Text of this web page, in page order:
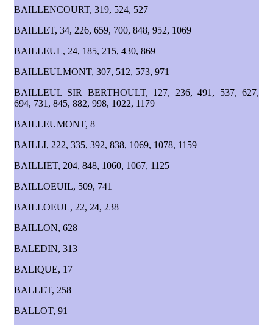
BAILLENCOURT, 319, 524, 527
BAILLET, 34, 226, 659, 700, 848, 952, 1069
BAILLEUL, 24, 185, 215, 430, 869
BAILLEULMONT, 307, 512, 573, 971
BAILLEUL SIR BERTHOULT, 127, 236, 491, 537, 627,
694, 731, 845, 882, 998, 1022, 1179
BAILLEUMONT, 8
BAILLI, 222, 335, 392, 838, 1069, 1078, 1159
BAILLIET, 204, 848, 1060, 1067, 1125
BAILLOEUIL, 509, 741
BAILLOEUL, 22, 24, 238
BAILLON, 628
BALEDIN, 313
BALIQUE, 17
BALLET, 258
BALLOT, 91